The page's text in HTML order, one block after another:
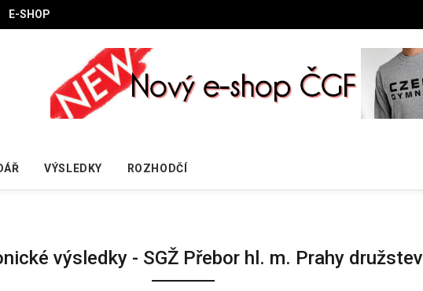
E-SHOP
VÝSLEDKY ROZHODČÍ
výsledky - SGŽ Přebor hl. m. Prahy družstev